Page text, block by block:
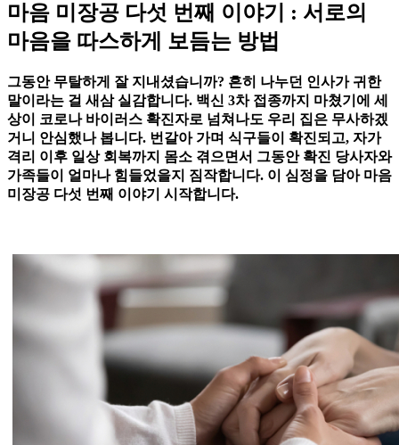
마음 미장공 다섯 번째 이야기 : 서로의
마음을 따스하게 보듬는 방법
그동안 무탈하게 잘 지내셨습니까? 흔히 나누던 인사가 귀한
말이라는 걸 새삼 실감합니다. 백신 3차 접종까지 마쳤기에 세
상이 코로나 바이러스 확진자로 넘쳐나도 우리 집은 무사하겠
거니 안심했나 봅니다. 번갈아 가며 식구들이 확진되고, 자가
격리 이후 일상 회복까지 몸소 겪으면서 그동안 확진 당사자와
가족들이 얼마나 힘들었을지 짐작합니다. 이 심정을 담아 마음
미장공 다섯 번째 이야기 시작합니다.